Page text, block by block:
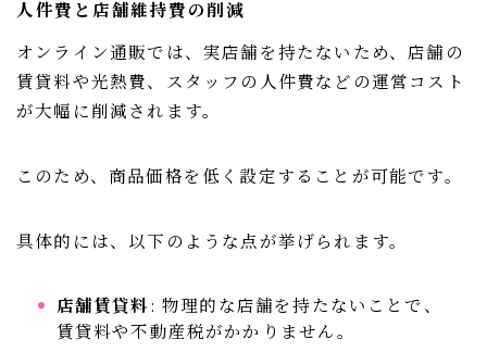
人件費と店舗維持費の削減
オンライン通販では、実店舗を持たないため、店舗の
賃貸料や光熱費、スタッフの人件費などの運営コスト
が大幅に削減されます。
このため、商品価格を低く設定することが可能です。
具体的には、以下のような点が挙げられます。
店舗賃貸料: 物理的な店舗を持たないことで、
賃貸料や不動産税がかかりません。